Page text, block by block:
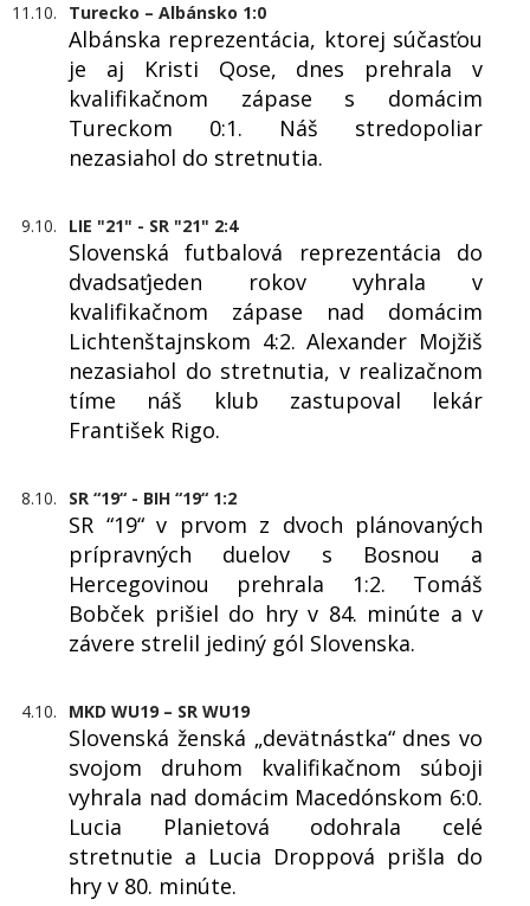
11.10. Turecko – Albánsko 1:0
Albánska reprezentácia, ktorej súčasťou
je aj Kristi Qose, dnes prehrala v
kvalifikačnom zápase s domácim
Tureckom 0:1. Náš stredopoliar
nezasiahol do stretnutia.
9.10. LIE "21" - SR "21" 2:4
Slovenská futbalová reprezentácia do
dvadsaťjeden rokov vyhrala v
kvalifikačnom zápase nad domácim
Lichtenštajnskom 4:2. Alexander Mojžiš
nezasiahol do stretnutia, v realizačnom
tíme náš klub zastupoval lekár
František Rigo.
8.10. SR “19“ - BIH “19“ 1:2
SR “19“ v prvom z dvoch plánovaných
prípravných duelov s Bosnou a
Hercegovinou prehrala 1:2. Tomáš
Bobček prišiel do hry v 84. minúte a v
závere strelil jediný gól Slovenska.
4.10. MKD WU19 – SR WU19
Slovenská ženská „devätnástka“ dnes vo
svojom druhom kvalifikačnom súboji
vyhrala nad domácim Macedónskom 6:0.
Lucia Planietová odohrala celé
stretnutie a Lucia Droppová prišla do
hry v 80. minúte.